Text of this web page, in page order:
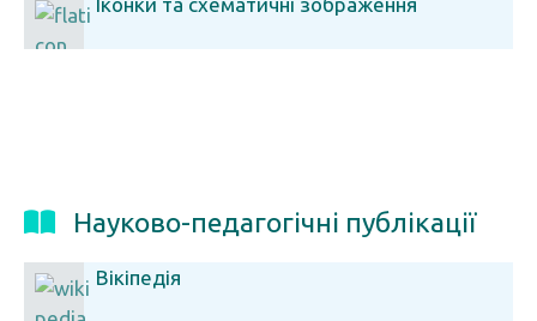
Науково-педагогічні публікації
Вікіпедія